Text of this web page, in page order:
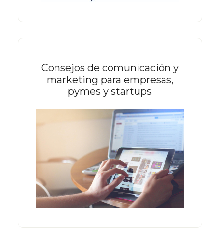
Consejos de comunicación y
marketing para empresas,
pymes y startups